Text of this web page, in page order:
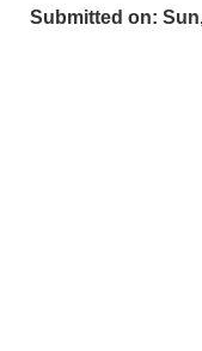
Submitted on: